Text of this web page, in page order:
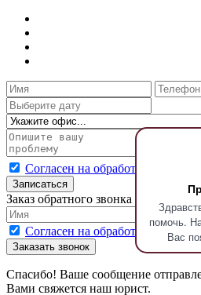
помочь.
Вас
Согласен на обработку
Записаться
Заказ обратного звонка
Согласен на обработку
Заказать звонок
Спасибо! Ваше сообщение
Вами свяжется наш юрист.